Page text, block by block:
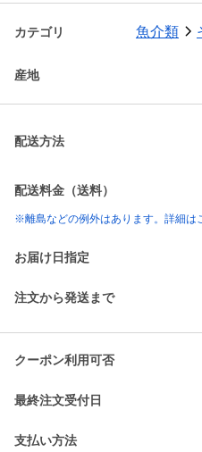
カテゴリ 魚介類
産地
配送方法
配送料金（送料）
※離島などの例外はあります。詳細は
お届け日指定
注文から発送まで
クーポン利用可否
最終注文受付日
支払い方法